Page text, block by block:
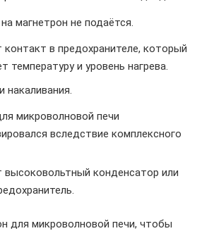
магнетрон не подаётся.
контакт в предохранителе, который
температуру и уровень нагрева.
накаливания.
микроволновой печи
вследствие комплексного
высоковольтный конденсатор или
для микроволновой печи, чтобы